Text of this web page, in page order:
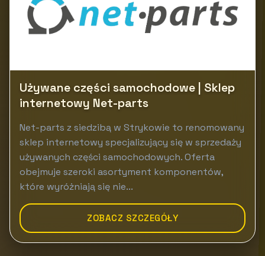
Używane części samochodowe | Sklep
internetowy Net-parts
Net-parts z siedzibą w Strykowie to renomowany
sklep internetowy specjalizujący się w sprzedaży
używanych części samochodowych. Oferta
obejmuje szeroki asortyment komponentów,
które wyróżniają się nie...
ZOBACZ SZCZEGÓŁY